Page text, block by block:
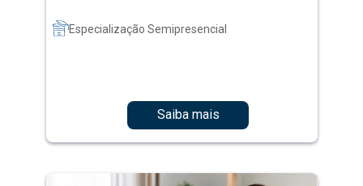
Especialização Semipresencial
Saiba mais